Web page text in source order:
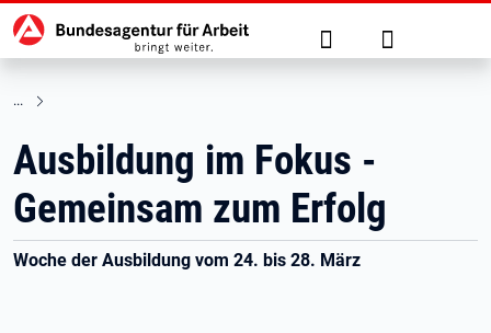
zu den Hauptinhalten springen
Hauptnavigation Suche Anmelden
Ausbildung im Fokus -
Gemeinsam zum Erfolg
Woche der Ausbildung vom 24. bis 28. März